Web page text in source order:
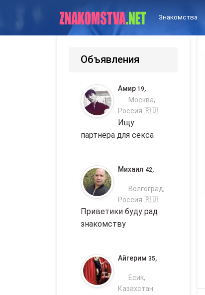
Знакомства
Объявления
Амир 19,
Москва,
Россия 🇷🇺
Ищу
партнёра для секса
Михаил 42,
Волгоград,
Россия 🇷🇺
Приветики буду рад
знакомству
Айгерим 35,
Есик,
Казахстан